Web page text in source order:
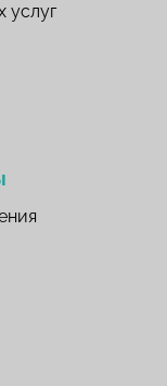
услуг